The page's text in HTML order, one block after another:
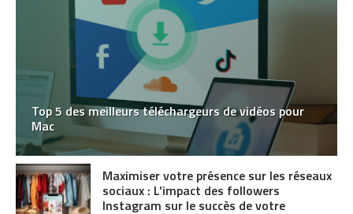
Top 5 des meilleurs téléchargeurs de vidéos pour
Mac
Maximiser votre présence sur les réseaux
sociaux : L’impact des followers
Instagram sur le succès de votre